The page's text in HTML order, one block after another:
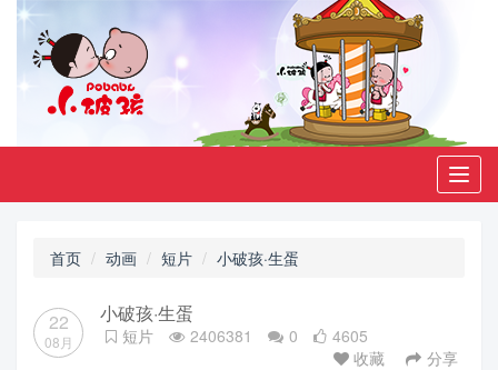
首页 动画 短片 小破孩·生蛋
22
08月
小破孩·生蛋
短片 2406381 0
4605
收藏
分享